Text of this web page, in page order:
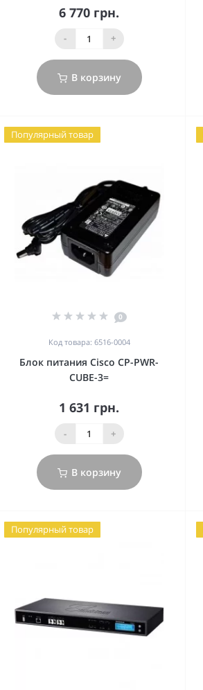
6 770 грн.
- +
В корзину
Популярный товар
0
Код товара: 6516-0004
Блок питания Cisco CP-PWR-
CUBE-3=
1 631 грн.
- +
В корзину
Популярный товар